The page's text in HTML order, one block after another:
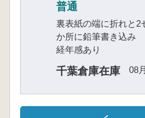
普通
裏表紙の端に折れと
か所に鉛筆書き込み
経年感あり
千葉倉庫在庫 08